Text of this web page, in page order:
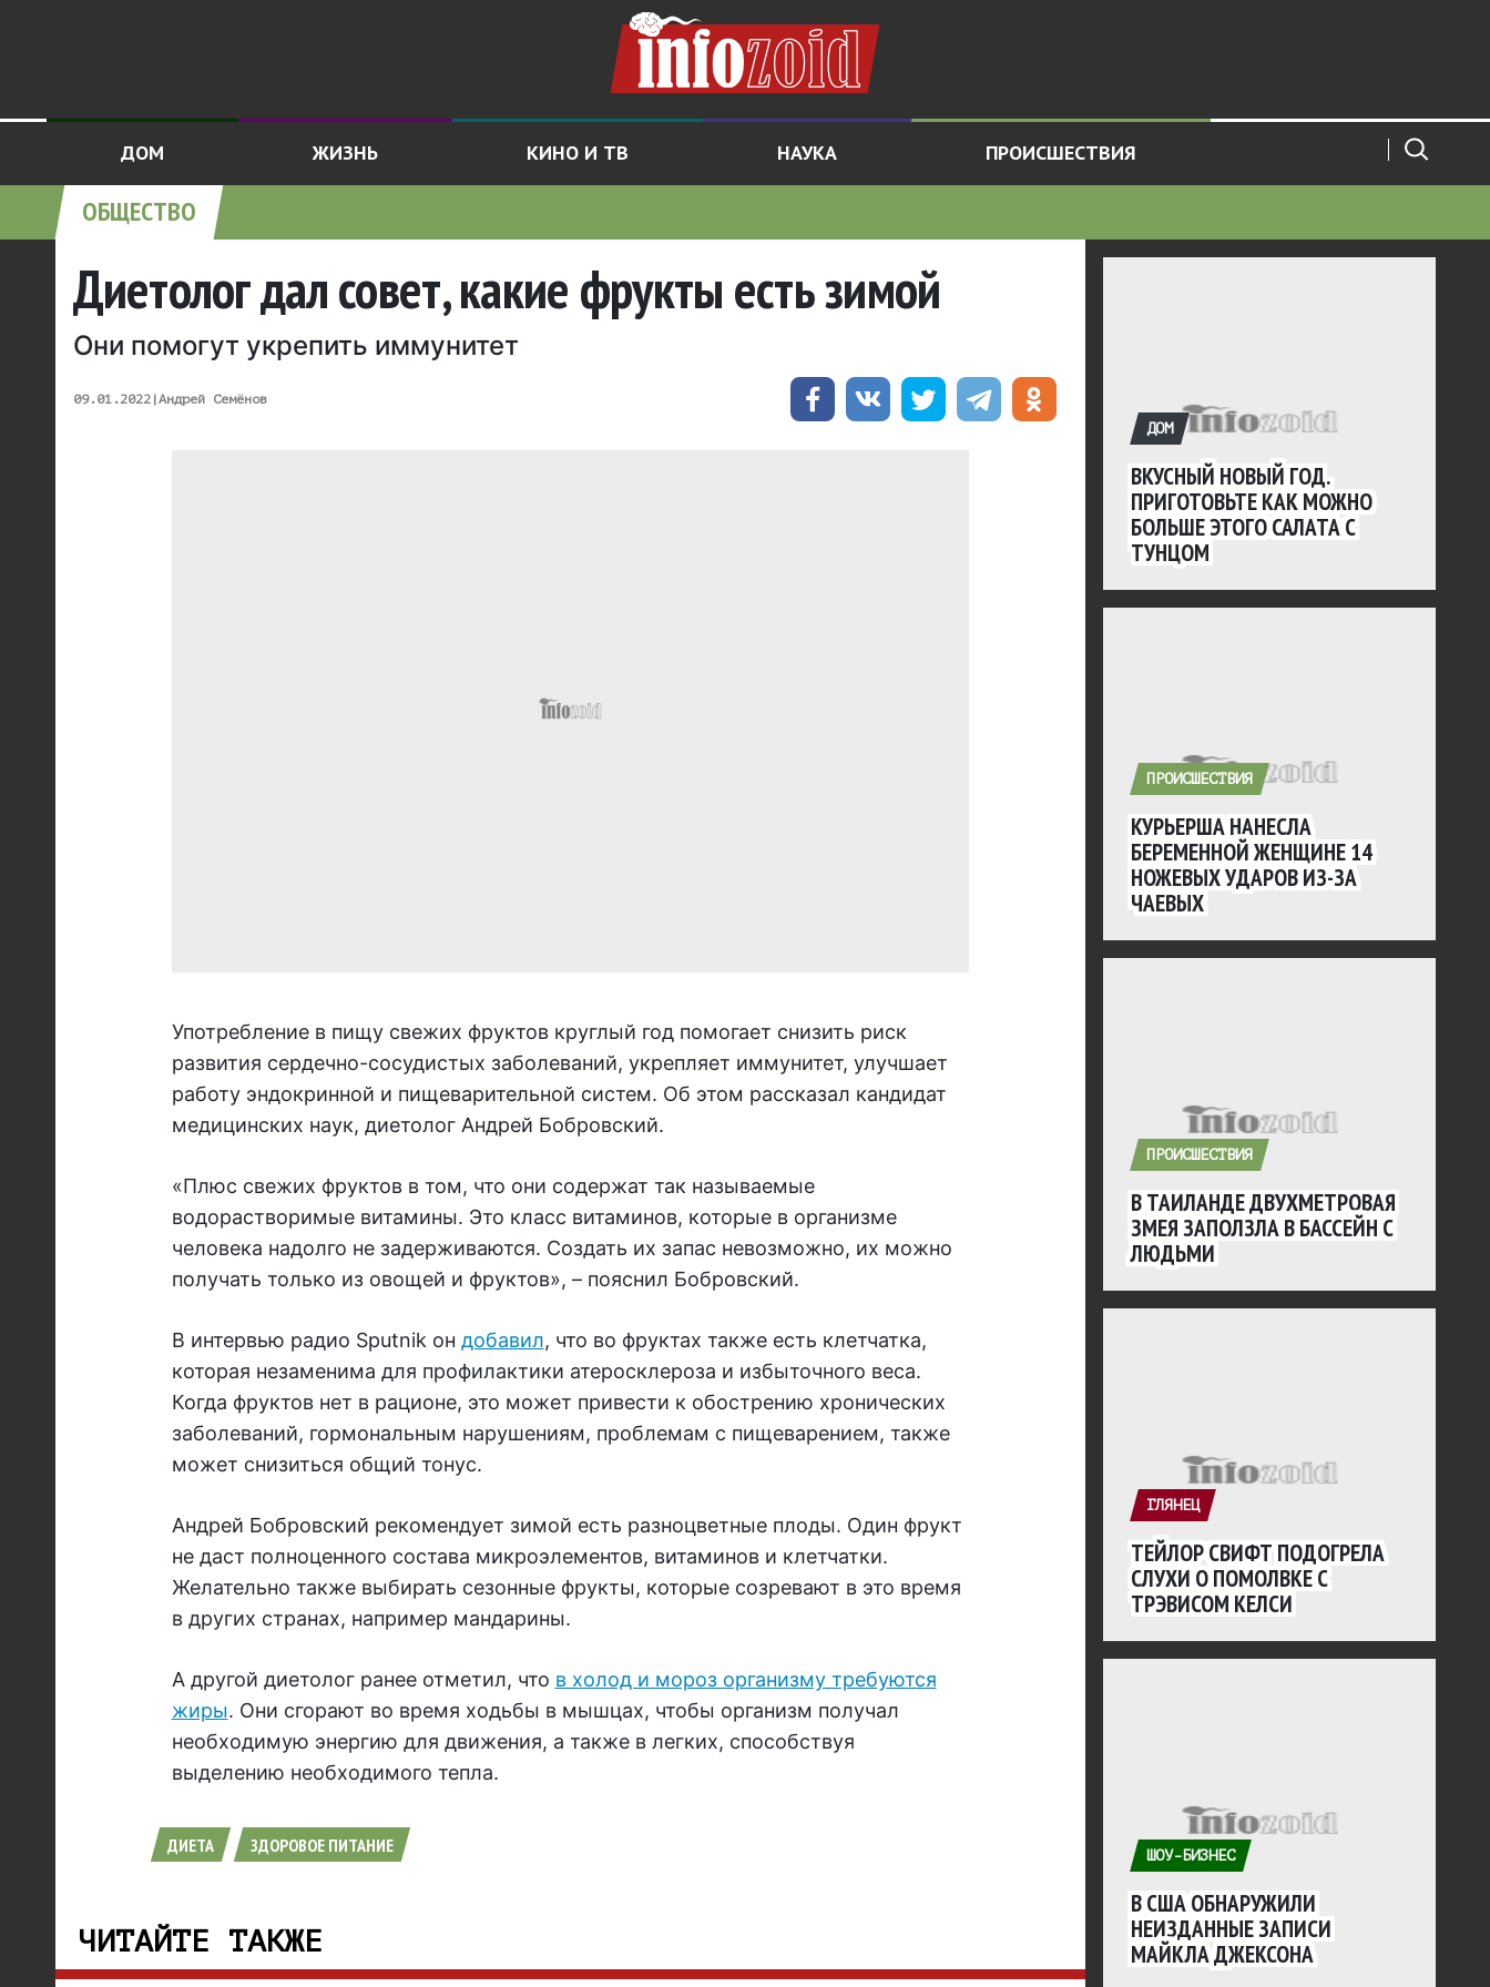
ДОМ ЖИЗНЬ КИНО И ТВ НАУКА ПРОИСШЕСТВИЯ
ОБЩЕСТВО
Диетолог дал совет, какие фрукты есть зимой
Они помогут укрепить иммунитет
09.01.2022|Андрей Семёнов
Употребление в пищу свежих фруктов круглый год помогает снизить риск
развития сердечно-сосудистых заболеваний, укрепляет иммунитет, улучшает
работу эндокринной и пищеварительной систем. Об этом рассказал кандидат
медицинских наук, диетолог Андрей Бобровский.
«Плюс свежих фруктов в том, что они содержат так называемые
водорастворимые витамины. Это класс витаминов, которые в организме
человека надолго не задерживаются. Создать их запас невозможно, их можно
получать только из овощей и фруктов», – пояснил Бобровский.
В интервью радио Sputnik он добавил, что во фруктах также есть клетчатка,
которая незаменима для профилактики атеросклероза и избыточного веса.
Когда фруктов нет в рационе, это может привести к обострению хронических
заболеваний, гормональным нарушениям, проблемам с пищеварением, также
может снизиться общий тонус.
Андрей Бобровский рекомендует зимой есть разноцветные плоды. Один фрукт
не даст полноценного состава микроэлементов, витаминов и клетчатки.
Желательно также выбирать сезонные фрукты, которые созревают в это время
в других странах, например мандарины.
А другой диетолог ранее отметил, что в холод и мороз организму требуются
жиры. Они сгорают во время ходьбы в мышцах, чтобы организм получал
необходимую энергию для движения, а также в легких, способствуя
выделению необходимого тепла.
ДИЕТА ЗДОРОВОЕ ПИТАНИЕ
ЧИТАЙТЕ ТАКЖЕ
ДОМ
ВКУСНЫЙ НОВЫЙ ГОД.
ПРИГОТОВЬТЕ КАК МОЖНО
БОЛЬШЕ ЭТОГО САЛАТА С
ТУНЦОМ
ПРОИСШЕСТВИЯ
КУРЬЕРША НАНЕСЛА
БЕРЕМЕННОЙ ЖЕНЩИНЕ 14
НОЖЕВЫХ УДАРОВ ИЗ-ЗА
ЧАЕВЫХ
ПРОИСШЕСТВИЯ
В ТАИЛАНДЕ ДВУХМЕТРОВАЯ
ЗМЕЯ ЗАПОЛЗЛА В БАССЕЙН С
ЛЮДЬМИ
ГЛЯНЕЦ
ТЕЙЛОР СВИФТ ПОДОГРЕЛА
СЛУХИ О ПОМОЛВКЕ С
ТРЭВИСОМ КЕЛСИ
ШОУ-БИЗНЕС
В США ОБНАРУЖИЛИ
НЕИЗДАННЫЕ ЗАПИСИ
МАЙКЛА ДЖЕКСОНА